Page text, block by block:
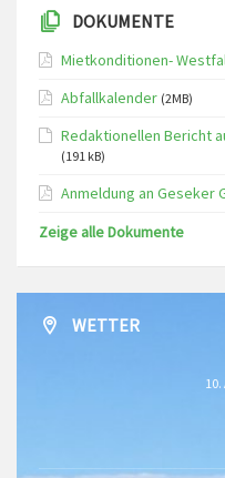
DOKUMENTE
Mietkonditionen-
Abfallkalender (2MB)
Redaktionellen Bericht
(191 kB)
Anmeldung an Geseker
Zeige alle Dokumente
WETTER